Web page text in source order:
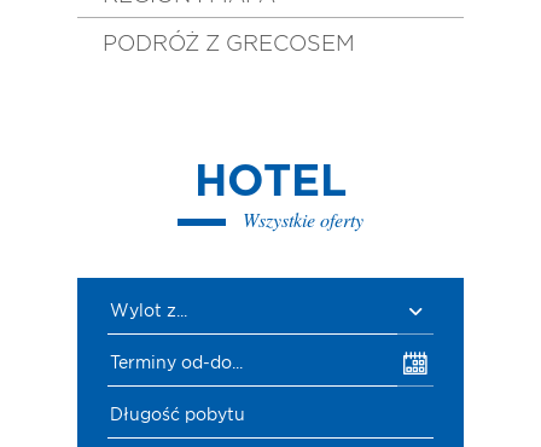
PODRÓŻ Z GRECOSEM
HOTEL
Wszystkie oferty
Wylot z...
Terminy od-do...
Długość pobytu